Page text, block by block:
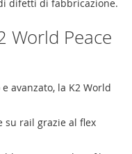
difetti di fabbricazione.
World Peace
avanzato, la K2 World
su rail grazie al flex